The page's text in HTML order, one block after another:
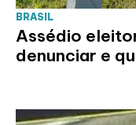
BRASIL
Assédio
denunciar e